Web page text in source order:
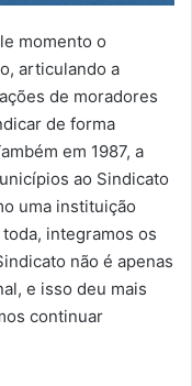
momento o
articulando a
de moradores
de forma
em 1987, a
ao Sindicato
uma instituição
integramos os
não é apenas
e isso deu mais
continuar